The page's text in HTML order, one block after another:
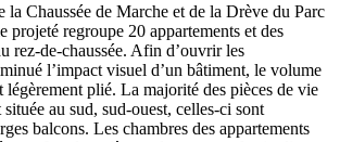
la Chaussée de Marche et de la Drève du Parc
projeté regroupe 20 appartements et des
rez-de-chaussée. Afin d’ouvrir les
l’impact visuel d’un bâtiment, le volume
légèrement plié. La majorité des pièces de vie
au sud, sud-ouest, celles-ci sont
balcons. Les chambres des appartements